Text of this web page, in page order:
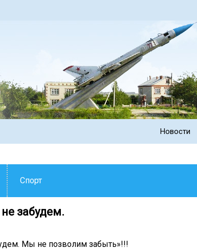
Новости
Спорт
забудем.
Мы не позволим забыть»!!!